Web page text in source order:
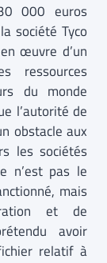
000 euros
société Tyco
œuvre d’un
ressources
du monde
l’autorité de
obstacle aux
les sociétés
n’est pas le
mais
et de
avoir
relatif à